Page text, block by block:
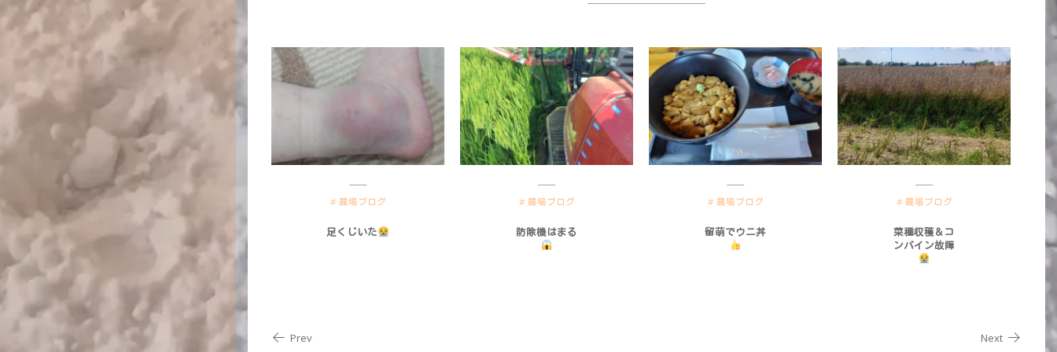
農場ブログ
足くじいた
農場ブログ
防除機はまる
農場ブログ
留萌でウニ丼
農場ブログ
菜種収穫＆コ
ンバイン故障
Prev Next